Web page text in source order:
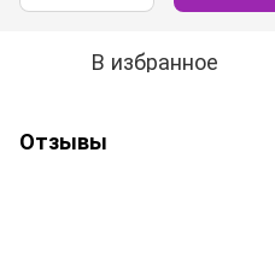
В избранное
Отзывы